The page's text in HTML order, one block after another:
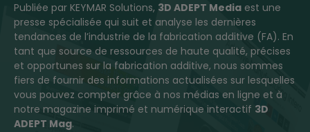
Publiée par KEYMAR Solutions, 3D ADEPT Media est une
presse spécialisée qui suit et analyse les dernières
tendances de l’industrie de la fabrication additive (FA). En
tant que source de ressources de haute qualité, précises
et opportunes sur la fabrication additive, nous sommes
fiers de fournir des informations actualisées sur lesquelles
vous pouvez compter grâce à nos médias en ligne et à
notre magazine imprimé et numérique interactif 3D
ADEPT Mag.